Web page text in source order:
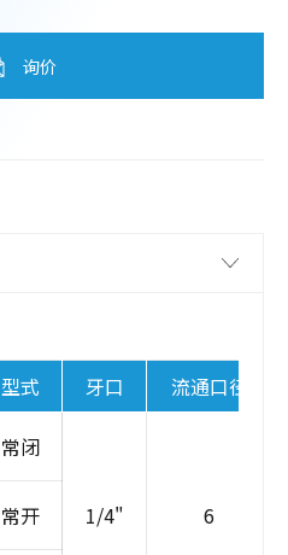
询价
型式 牙口 流通口径
常闭
1/4" 6
常开